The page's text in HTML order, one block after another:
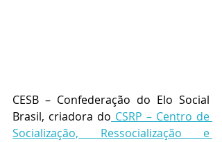
CESB – Confederação do Elo Social
Brasil, criadora do CSRP – Centro de
Socialização, Ressocialização e